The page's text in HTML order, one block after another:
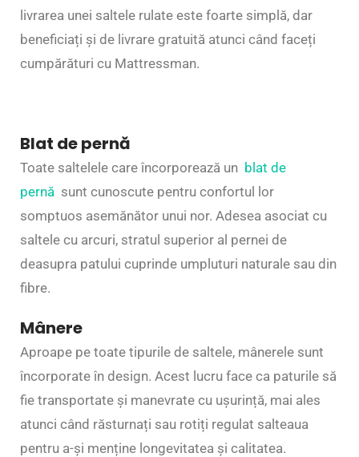
livrarea unei saltele rulate este foarte simplă, dar
beneficiați și de livrare gratuită atunci când faceți
cumpărături cu Mattressman.
Blat de pernă
Toate saltelele care încorporează un blat de
pernă sunt cunoscute pentru confortul lor
somptuos asemănător unui nor. Adesea asociat cu
saltele cu arcuri, stratul superior al pernei de
deasupra patului cuprinde umpluturi naturale sau din
fibre.
Mânere
Aproape pe toate tipurile de saltele, mânerele sunt
încorporate în design. Acest lucru face ca paturile să
fie transportate și manevrate cu ușurință, mai ales
atunci când răsturnați sau rotiți regulat salteaua
pentru a-și menține longevitatea și calitatea.